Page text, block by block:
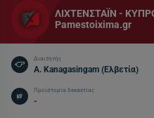
ΛΙΧΤΕΝΣΤΑΪΝ -
Pamestoixima.gr
Διαιτητής
A. Kanagasingam (Ελβετία)
Προϊστορία δεκαετίας
-